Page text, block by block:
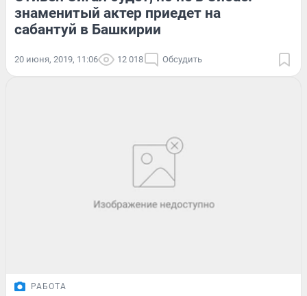
знаменитый актер приедет на
сабантуй в Башкирии
20 июня, 2019, 11:06 12 018 Обсудить
РАБОТА